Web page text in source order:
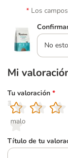
Los
No
Mi
Tu valoración *
1
malo
2
3
4
5
Título de tu